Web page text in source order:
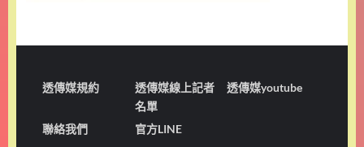
透傳媒規約
透傳媒線上記者
名單
透傳媒youtube
聯絡我們 官方LINE